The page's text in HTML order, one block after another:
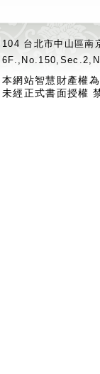
104 台北市中山區
本網站智慧財產權
未經正式書面授權